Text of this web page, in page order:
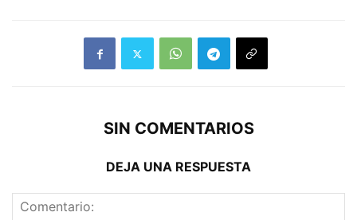
SIN COMENTARIOS
DEJA UNA RESPUESTA